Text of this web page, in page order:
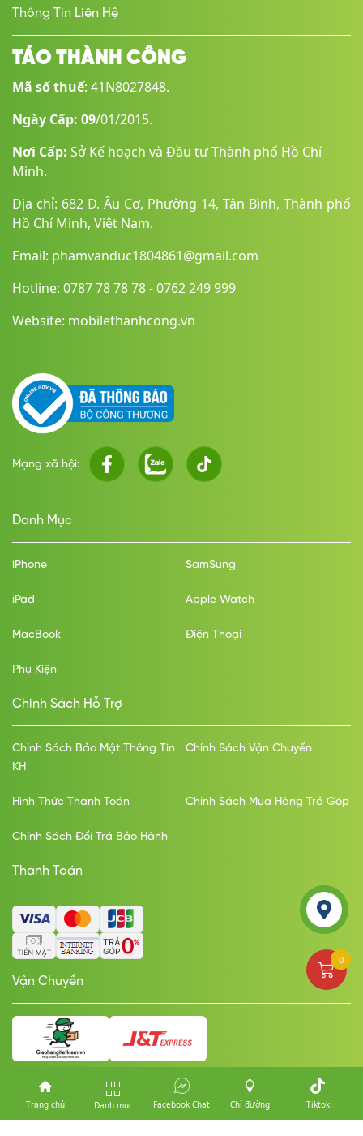
Thông Tin Liên Hệ
TÁO THÀNH CÔNG
Mã số thuế: 41N8027848.
Ngày Cấp: 09/01/2015.
Nơi Cấp: Sở Kế hoạch và Đầu tư Thành phố Hồ Chí
Minh.
Địa chỉ: 682 Đ. Âu Cơ, Phường 14, Tân Bình, Thành phố
Hồ Chí Minh, Việt Nam.
Email: phamvanduc1804861@gmail.com
Hotline: 0787 78 78 78 - 0762 249 999
Website: mobilethanhcong.vn
Mạng xã hội:
Danh Mục
iPhone SamSung
iPad Apple Watch
MacBook Điện Thoại
Phụ Kiện
Chính Sách Hỗ Trợ
Chính Sách Bảo Mật Thông Tin
KH
Chính Sách Vận Chuyển
Hình Thức Thanh Toán Chính Sách Mua Hàng Trả Góp
Chính Sách Đổi Trả Bảo Hành
Thanh Toán
Vận Chuyển
© Copyright Mobile Thành Công. Designed by nasani.vn
0
Trang chủ Danh mục Facebook Chat Chỉ đường Tiktok